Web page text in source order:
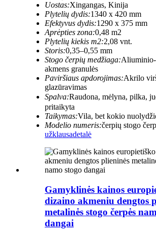
Uostas:Xingangas, Kinija
Plytelių dydis:1340 x 420 mm
Efektyvus dydis:1290 x 375 mm
Aprėpties zona:0,48 m2
Plytelių kiekis m2:2,08 vnt.
Storis:0,35–0,55 mm
Stogo čerpių medžiaga:
akmens granulės
Paviršiaus apdorojimas:Akrilo
glazūravimas
Spalva:Raudona, mėlyna, pilka,
pritaikyta
Taikymas:Vila, bet kokio
Modelio numeris:čerpių stogo
užklausadetalė
Gamyklinės kainos
dizaino akmeniu dengtos
metalinės stogo čerpės
dangai